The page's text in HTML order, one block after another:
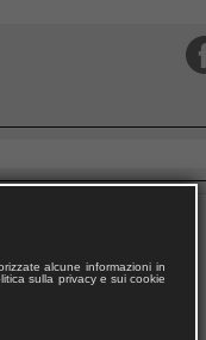
alcune informazioni in
sulla privacy e sui cookie